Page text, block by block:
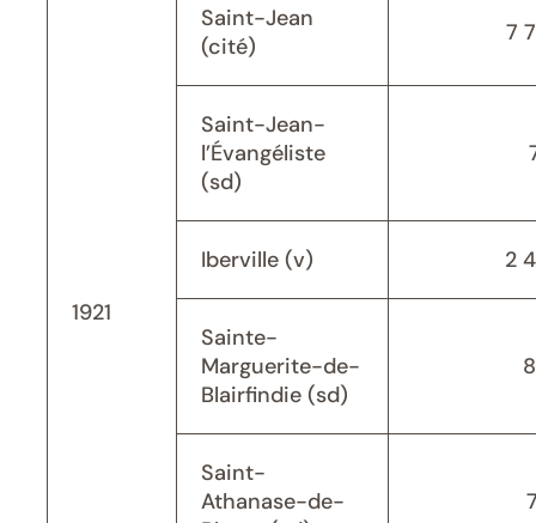
1921
Saint-Jean
(cité)
7
Saint-Jean-
l’Évangéliste
(sd)
Iberville (v) 2
Sainte-
Marguerite-de-
Blairfindie (sd)
Saint-
Athanase-de-